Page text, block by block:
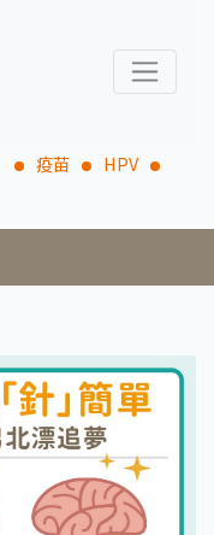
疫苗
HPV